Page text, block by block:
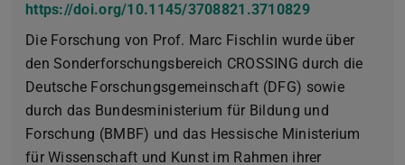
https://doi.org/10.1145/3708821.3710829
Die Forschung von Prof. Marc Fischlin wurde über
den Sonderforschungsbereich CROSSING durch die
Deutsche Forschungsgemeinschaft (DFG) sowie
durch das Bundesministerium für Bildung und
Forschung (BMBF) und das Hessische Ministerium
für Wissenschaft und Kunst im Rahmen ihrer